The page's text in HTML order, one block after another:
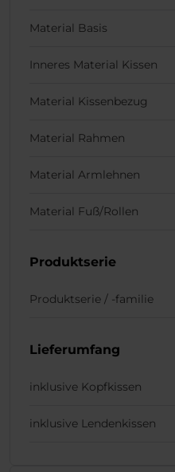
Material Basis
Inneres Material Kissen
Material Kissenbezug
Material Rahmen
Material Armlehnen
Material Fuß/Rollen
Produktserie
Produktserie / -familie
Lieferumfang
inklusive Kopfkissen
inklusive Lendenkissen